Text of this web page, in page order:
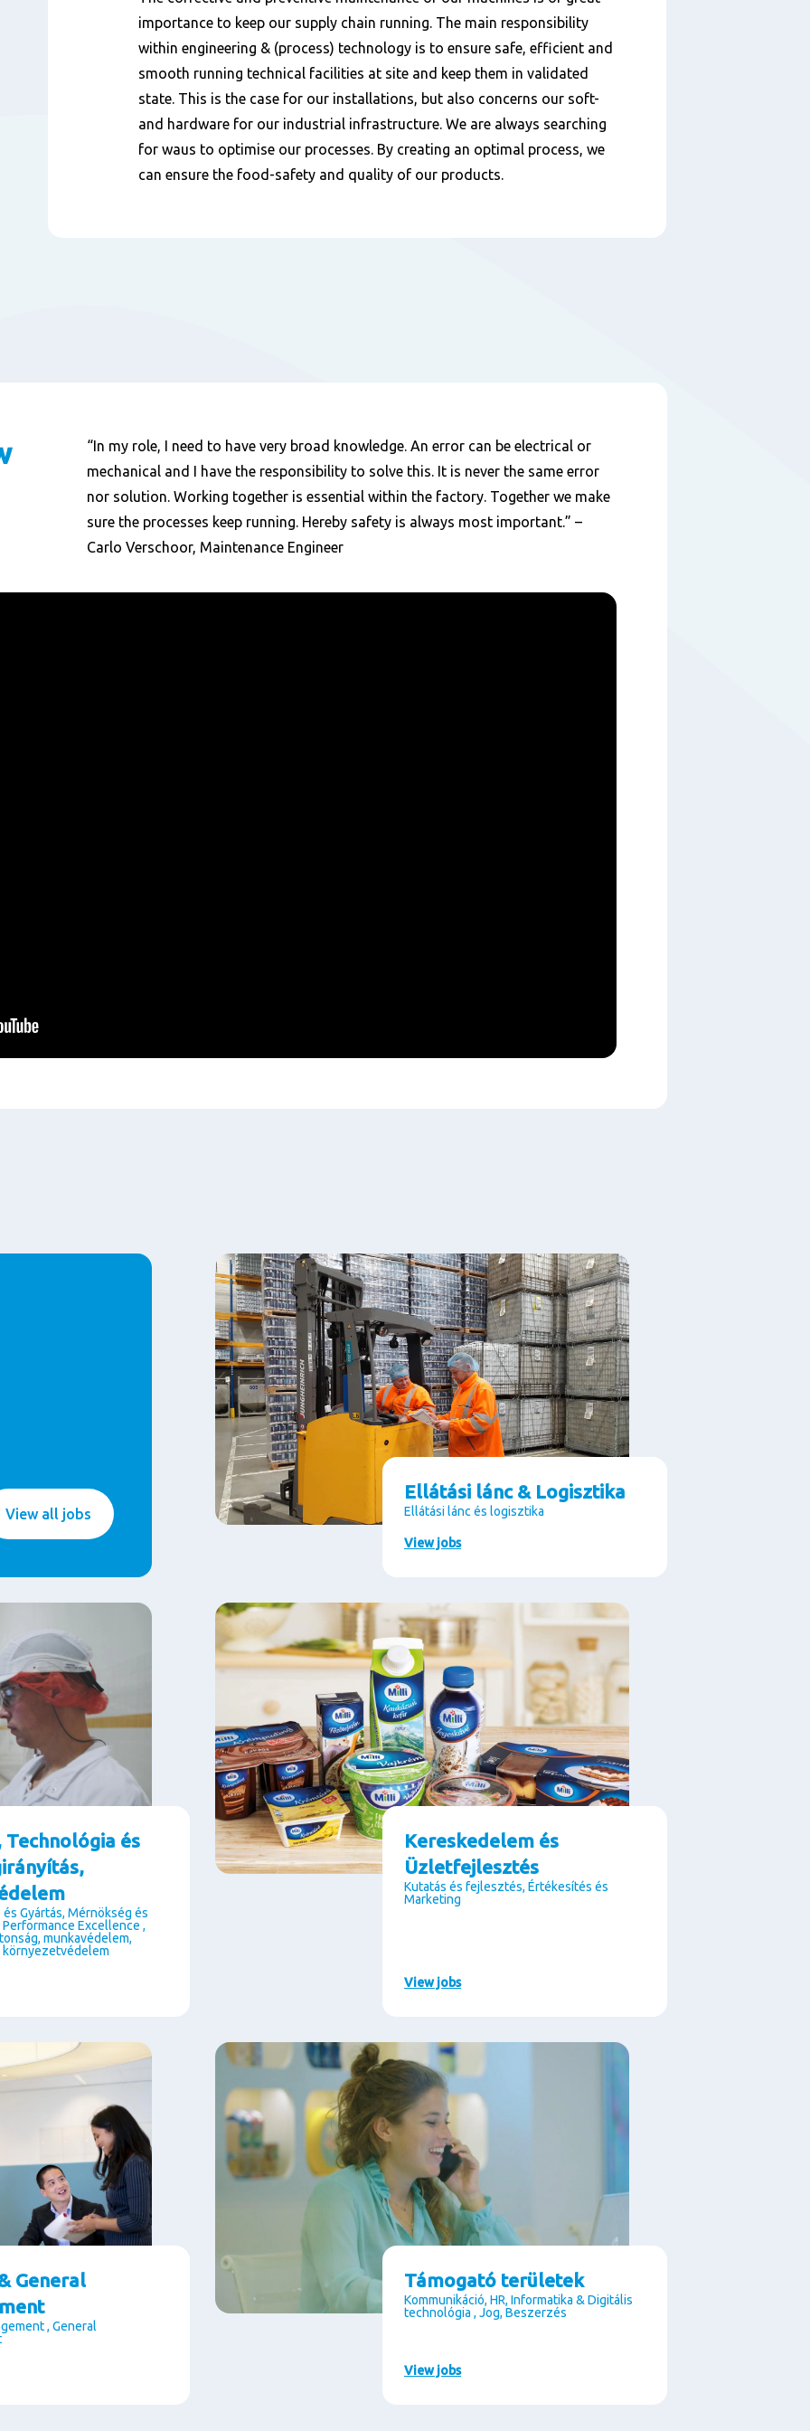
importance to keep our supply chain running. The main responsibility
within engineering & (process) technology is to ensure safe, efficient and
smooth running technical facilities at site and keep them in validated
state. This is the case for our installations, but also concerns our soft-
and hardware for our industrial infrastructure. We are always searching
for waus to optimise our processes. By creating an optimal process, we
can ensure the food-safety and quality of our products.
“In my role, I need to have very broad knowledge. An error can be electrical or
mechanical and I have the responsibility to solve this. It is never the same error
nor solution. Working together is essential within the factory. Together we make
sure the processes keep running. Hereby safety is always most important.” –
Carlo Verschoor, Maintenance Engineer
View all jobs
Ellátási lánc & Logisztika
Ellátási lánc és logisztika
View jobs
Technológia és
Gyártás, Mérnökség és
Excellence ,
munkavédelem,
Kereskedelem és
Üzletfejlesztés
Kutatás és fejlesztés, Értékesítés és
Marketing
View jobs
General
, General
Támogató területek
Kommunikáció, HR, Informatika & Digitális
technológia , Jog, Beszerzés
View jobs